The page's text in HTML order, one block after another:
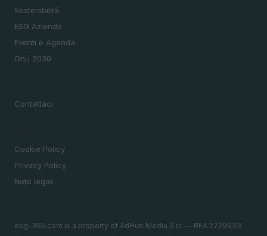
Sostenibilità
ESG Aziende
Eventi e Agenda
Onu 2030
Contattaci
Cookie Policy
Privacy Policy
Note legali
esg-365.com is a property of AdHub Media S.r.l. — REA 2729933